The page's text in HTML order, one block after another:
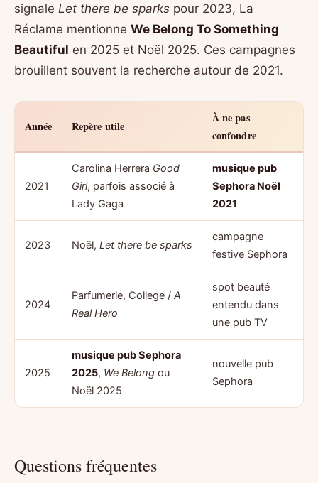
signale Let there be sparks pour 2023, La
Réclame mentionne We Belong To Something
Beautiful en 2025 et Noël 2025. Ces campagnes
brouillent souvent la recherche autour de 2021.
Année Repère utile
À ne pas
confondre
2021
Carolina Herrera Good
Girl, parfois associé à
Lady Gaga
musique pub
Sephora Noël
2021
2023 Noël, Let there be sparks
campagne
festive Sephora
2024
Parfumerie, College / A
Real Hero
spot beauté
entendu dans
une pub TV
2025
musique pub Sephora
2025, We Belongou
Noël 2025
nouvelle pub
Sephora
Questions fréquentes